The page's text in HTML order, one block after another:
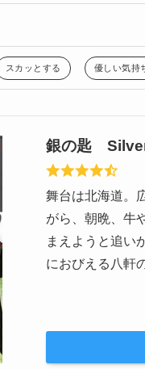
スカッとする 優しい気持
銀の匙
舞台は北海道。
がら、朝晩、牛
まえようと追い
におびえる八軒